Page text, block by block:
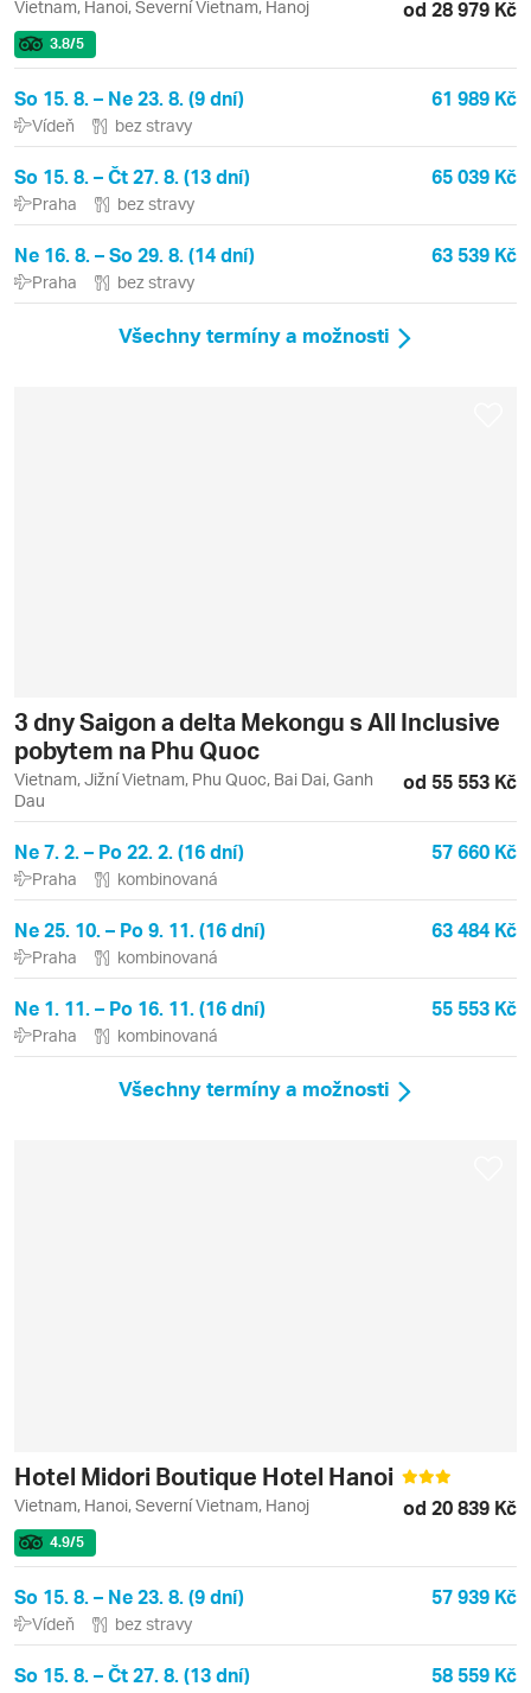
Vietnam, Hanoi, Severní Vietnam, Hanoj od 28 979 Kč
3.8/5
So 15. 8. – Ne 23. 8. (9 dní) 61 989 Kč
Vídeň bez stravy
So 15. 8. – Čt 27. 8. (13 dní) 65 039 Kč
Praha bez stravy
Ne 16. 8. – So 29. 8. (14 dní) 63 539 Kč
Praha bez stravy
Všechny termíny a možnosti
3 dny Saigon a delta Mekongu s All Inclusive
pobytem na Phu Quoc
Vietnam, Jižní Vietnam, Phu Quoc, Bai Dai, Ganh
Dau
od 55 553 Kč
Ne 7. 2. – Po 22. 2. (16 dní) 57 660 Kč
Praha kombinovaná
Ne 25. 10. – Po 9. 11. (16 dní) 63 484 Kč
Praha kombinovaná
Ne 1. 11. – Po 16. 11. (16 dní) 55 553 Kč
Praha kombinovaná
Všechny termíny a možnosti
Hotel Midori Boutique Hotel Hanoi
Vietnam, Hanoi, Severní Vietnam, Hanoj od 20 839 Kč
4.9/5
So 15. 8. – Ne 23. 8. (9 dní) 57 939 Kč
Vídeň bez stravy
So 15. 8. – Čt 27. 8. (13 dní) 58 559 Kč